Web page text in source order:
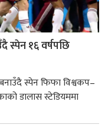
स्पेन १६ वर्षपछि
बनाउँदै स्पेन फिफा विश्वकप–
डालास स्टेडियममा